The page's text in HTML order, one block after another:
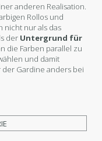
anderen Realisation.
Rollos und
nicht nur als das
der Untergrund für
die Farben parallel zu
und damit
der Gardine anders bei